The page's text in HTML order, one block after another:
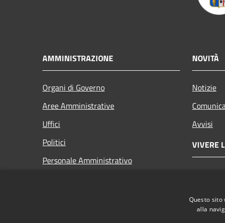
AMMINISTRAZIONE
Organi di Governo
Aree Amministrative
Uffici
Politici
Personale Amministrativo
NOVITÀ
Notizie
Avvisi
VIVERE
Questo
alla